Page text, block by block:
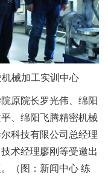
械加工实训中心
原院长罗光伟、绵阳
、绵阳飞腾精密机械
科技有限公司总经理
术经理廖刚等受邀出
（图：新闻中心 练